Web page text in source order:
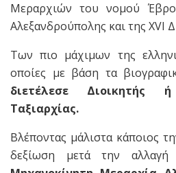
Μεραρχιών του νομού
Αλεξανδρούπολης και της XVI
Των πιο μάχιμων της
οποίες με βάση τα
διετέλεσε Διοικητής
Ταξιαρχίας.
Βλέποντας μάλιστα κάποιος
δεξίωση μετά την αλλαγή